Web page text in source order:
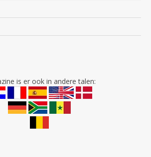
is er ook in andere talen: